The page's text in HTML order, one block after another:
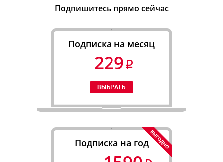
Подпишитесь прямо сейчас
Подписка на месяц
229
Подписка на год